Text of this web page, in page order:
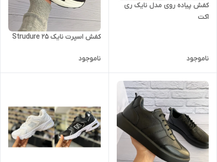
کفش پیاده روی مدل نایک ری
اکت
ناموجود
کفش اسپرت نایک Strudure 25
ناموجود